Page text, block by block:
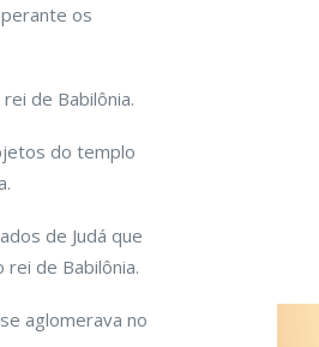
os
de Babilônia.
do templo
de Judá que
de Babilônia.
aglomerava no